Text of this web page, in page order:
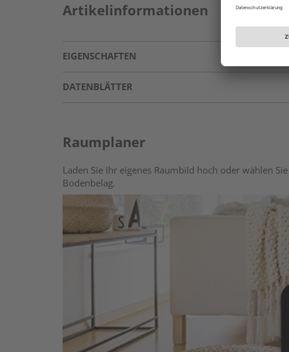
Artikelinformationen
EIGENSCHAFTEN
DATENBLÄTTER
Raumplaner
Laden Sie Ihr eigenes Raumbild hoch oder wählen
Bodenbelag.